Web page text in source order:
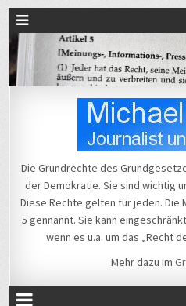
Michael Voß
Die Grundrechte des
der Demokratie. Sie sind wichtig
Diese Rechte gelten für jeden.
5 gennannt. Sie kann
wenn es u.a. um das „Recht
Mehr dazu im